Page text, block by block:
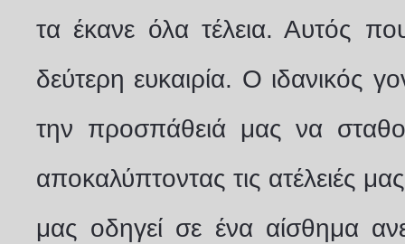
τα έκανε όλα τέλεια. Αυτός
δεύτερη ευκαιρία. Ο ιδανικός
την προσπάθειά μας να
αποκαλύπτοντας τις ατέλειές
μας οδηγεί σε ένα αίσθημα